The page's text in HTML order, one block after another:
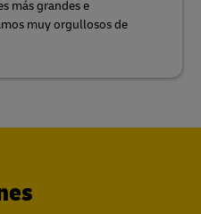
más grandes e
muy orgullosos de